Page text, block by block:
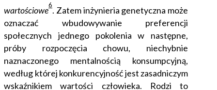
wartościowe
6
. Zatem inżynieria genetyczna może
oznaczać wbudowywanie preferencji
społecznych jednego pokolenia w następne,
próby rozpoczęcia chowu, niechybnie
naznaczonego mentalnością konsumpcyjną,
według której konkurencyjność jest zasadniczym
wskaźnikiem wartości człowieka. Rodzi to